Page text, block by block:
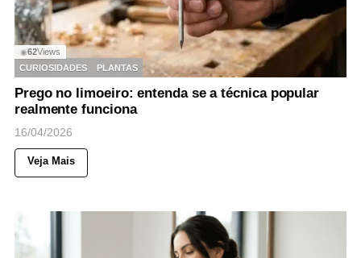
◉62Views
CURIOSIDADES
PLANTAS
Prego no limoeiro: entenda se a técnica popular
realmente funciona
16/04/2026
Veja Mais